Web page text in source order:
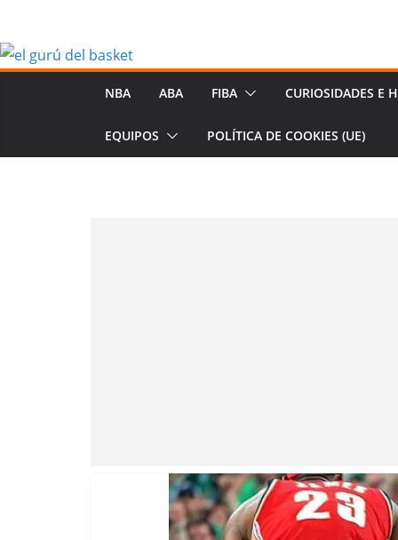
contenido
NBA ABA FIBA CURIOSIDADES E
EQUIPOS POLÍTICA DE COOKIES (UE)